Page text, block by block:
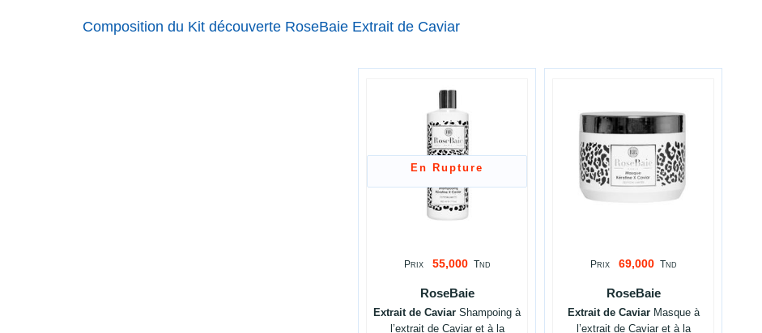
Composition du Kit découverte RoseBaie Extrait de Caviar
En Rupture
PRIX 55,000 TND
RoseBaie
Extrait de Caviar Shampoing à
l’extrait de Caviar et à la
PRIX 69,000 TND
RoseBaie
Extrait de Caviar Masque à
l’extrait de Caviar et à la